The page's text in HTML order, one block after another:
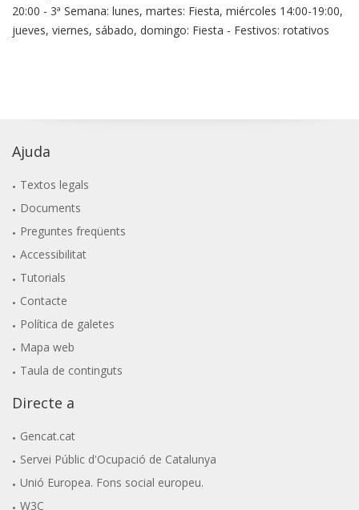
20:00 - 3ª Semana: lunes, martes: Fiesta, miércoles 14:00-19:00,
jueves, viernes, sábado, domingo: Fiesta - Festivos: rotativos
Ajuda
Textos legals
Documents
Preguntes freqüents
Accessibilitat
Tutorials
Contacte
Política de galetes
Mapa web
Taula de continguts
Directe a
Gencat.cat
Servei Públic d'Ocupació de Catalunya
Unió Europea. Fons social europeu.
W3C